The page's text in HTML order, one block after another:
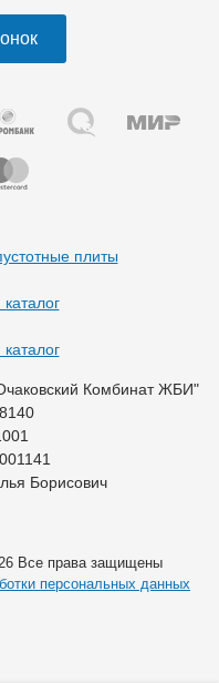
плиты
Комбинат ЖБИ"
Борисович
Все права защищены
персональных данных